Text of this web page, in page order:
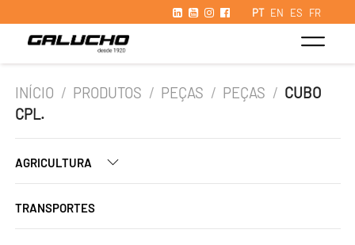
PT EN ES FR
INÍCIO / PRODUTOS / PEÇAS / PEÇAS / CUBO
CPL.
AGRICULTURA
TRANSPORTES